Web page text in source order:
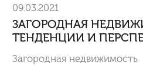
09.03.2021
ЗАГОРОДНАЯ
ТЕНДЕНЦИИ И
Загородная недвижимость